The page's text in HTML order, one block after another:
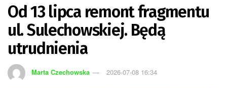
Od 13 lipca remont fragmentu
ul. Sulechowskiej. Będą
utrudnienia
Marta Czechowska 2026-07-08 16:34